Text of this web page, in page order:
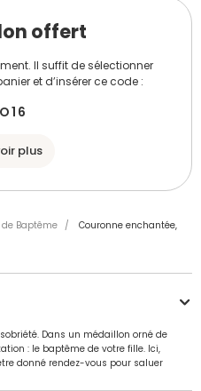
offert
Il suffit de sélectionner
et d’insérer ce code :
plus
Baptême /
Couronne enchantée,
Dans un médaillon orné de
: le baptême de votre fille. Ici,
donné rendez-vous pour saluer